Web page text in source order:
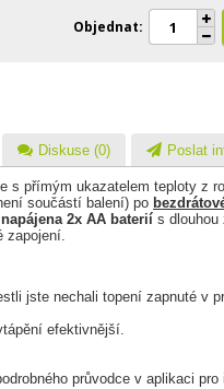
Objednat
Diskuse (0) Poslat
s přímým ukazatelem teploty z
součástí balení) po
napájena 2x AA baterií s
zapojení.
jste nechali topení zapnuté v
efektivnější.
průvodce v aplikaci pro